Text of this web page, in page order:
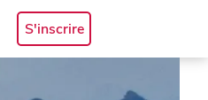
S'inscrire